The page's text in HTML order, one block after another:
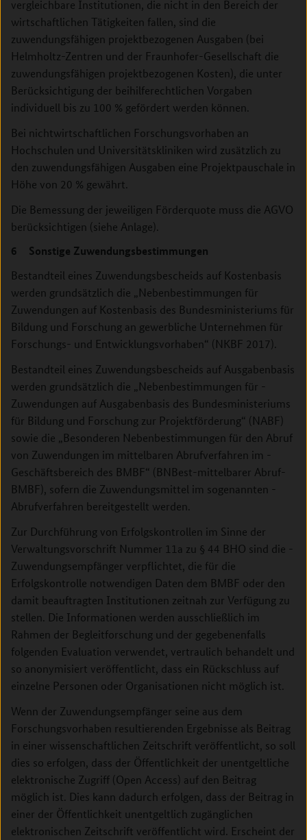
vergleichbare Institutionen, die nicht in den Bereich der
wirtschaftlichen Tätigkeiten fallen, sind die
zuwendungsfähigen projektbezogenen Ausgaben (bei
Helmholtz-Zentren und der Fraunhofer-Gesellschaft die
zuwendungsfähigen projektbezogenen Kosten), die unter
Berücksichtigung der beihilferechtlichen Vorgaben
individuell bis zu 100 % gefördert werden können.
Bei nichtwirtschaftlichen Forschungsvorhaben an
Hochschulen und Universitätskliniken wird zusätzlich zu
den zuwendungsfähigen Ausgaben eine Projektpauschale in
Höhe von 20 % gewährt.
Die Bemessung der jeweiligen Förderquote muss die AGVO
berücksichtigen (siehe Anlage).
6 Sonstige Zuwendungsbestimmungen
Bestandteil eines Zuwendungsbescheids auf Kostenbasis
werden grundsätzlich die „Nebenbestimmungen für
Zuwendungen auf Kostenbasis des Bundesministeriums für
Bildung und Forschung an gewerbliche Unternehmen für
Forschungs- und Entwicklungsvorhaben“ (NKBF 2017).
Bestandteil eines Zuwendungsbescheids auf Ausgabenbasis
werden grundsätzlich die „Nebenbestimmungen für ­
Zuwendungen auf Ausgabenbasis des Bundesministeriums
für Bildung und Forschung zur Projektförderung“ (NABF)
sowie die „Besonderen Nebenbestimmungen für den Abruf
von Zuwendungen im mittelbaren Abrufverfahren im ­
Geschäftsbereich des BMBF“ (BNBest-mittelbarer Abruf-
BMBF), sofern die Zuwendungsmittel im sogenannten ­
Abrufverfahren bereitgestellt werden.
Zur Durchführung von Erfolgskontrollen im Sinne der
Verwaltungsvorschrift Nummer 11a zu § 44 BHO sind die ­
Zuwendungsempfänger verpflichtet, die für die
Erfolgskontrolle notwendigen Daten dem BMBF oder den
damit beauftragten Institutionen zeitnah zur Verfügung zu
stellen. Die Informationen werden ausschließlich im
Rahmen der Begleitforschung und der gegebenenfalls
folgenden Evaluation verwendet, vertraulich behandelt und
so anonymisiert ver­öffentlicht, dass ein Rückschluss auf
einzelne Personen oder Organisationen nicht möglich ist.
Wenn der Zuwendungsempfänger seine aus dem
Forschungsvorhaben resultierenden Ergebnisse als Beitrag
in einer wissenschaftlichen Zeitschrift veröffentlicht, so soll
dies so erfolgen, dass der Öffentlichkeit der unentgeltliche
elektronische Zugriff (Open Access) auf den Beitrag
möglich ist. Dies kann dadurch erfolgen, dass der Beitrag in
einer der Öffentlichkeit unentgeltlich zugänglichen
elektronischen Zeitschrift veröffentlicht wird. Erscheint der